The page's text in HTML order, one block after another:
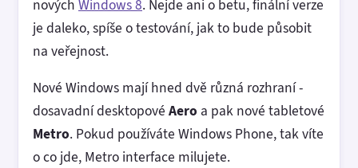
nových Windows 8. Nejde ani o betu, finální verze
je daleko, spíše o testování, jak to bude působit
na veřejnost.
Nové Windows mají hned dvě různá rozhraní -
dosavadní desktopové Aero a pak nové tabletové
Metro. Pokud používáte Windows Phone, tak víte
o co jde, Metro interface milujete.